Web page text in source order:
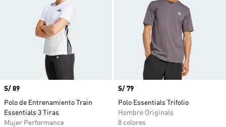
Precio
S/ 89
Polo de Entrenamiento Train
Essentials 3 Tiras
Mujer Performance
Precio
S/ 79
Polo Essentials Trifolio
Hombre Originals
8 colores